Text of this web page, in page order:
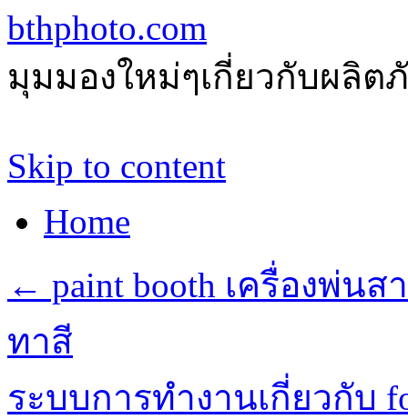
bthphoto.com
มุมมองใหม่ๆเกี่ยวกับผลิ
Skip to content
Home
← paint booth เครื่องพ่น
ทาสี
ระบบการทำงานเกี่ยวกับ